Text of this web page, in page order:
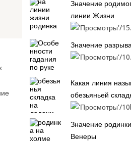
Значение
линии Жизни
Значение
Какая линия
обезьяньей
Значение
Венеры